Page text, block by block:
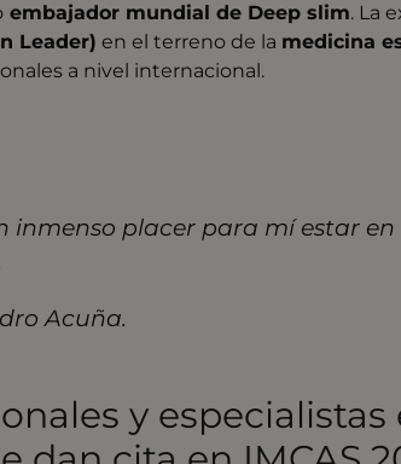
embajador mundial de Deep slim. La
Leader) en el terreno de la medicina
a nivel internacional.
inmenso placer para mí estar
Acuña.
y